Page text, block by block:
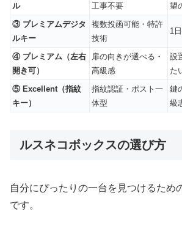
ル 工事不要
望
③ プレミアムデジタ
ルキー
複数投函可能・特許
技術
1
④ プレミアム（左右
開き可）
扉の向きが選べる・
高級感
設
た
⑤ Excellent（指紋
キー）
指紋認証・ポスト一
体型
鍵
級
ルスネコボックスの選び方
自分にぴったりの一台を見つけるため
です。